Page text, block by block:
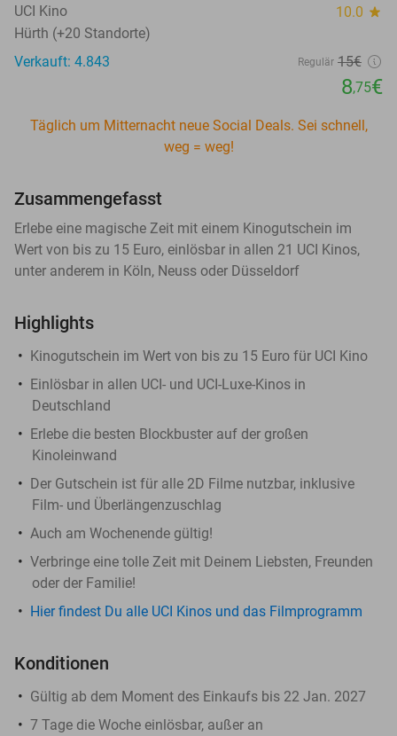
UCI Kino 10.0 star
Hürth (+20 Standorte)
Verkauft: 4.843
Regulär 15€
8,75€
Täglich um Mitternacht neue Social Deals. Sei schnell,
weg = weg!
Zusammengefasst
Erlebe eine magische Zeit mit einem Kinogutschein im
Wert von bis zu 15 Euro, einlösbar in allen 21 UCI Kinos,
unter anderem in Köln, Neuss oder Düsseldorf
Highlights
Kinogutschein im Wert von bis zu 15 Euro für UCI Kino
Einlösbar in allen UCI- und UCI-Luxe-Kinos in
Deutschland
Erlebe die besten Blockbuster auf der großen
Kinoleinwand
Der Gutschein ist für alle 2D Filme nutzbar, inklusive
Film- und Überlängenzuschlag
Auch am Wochenende gültig!
Verbringe eine tolle Zeit mit Deinem Liebsten, Freunden
oder der Familie!
Hier findest Du alle UCI Kinos und das Filmprogramm
Konditionen
Gültig ab dem Moment des Einkaufs bis 22 Jan. 2027
7 Tage die Woche einlösbar, außer an